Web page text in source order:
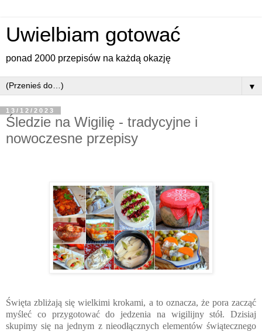
Uwielbiam gotować
ponad 2000 przepisów na każdą okazję
▼
13/12/2023
Śledzie na Wigilię - tradycyjne i
nowoczesne przepisy
Święta zbliżają się wielkimi krokami, a to oznacza, że pora zacząć
myśleć co przygotować do jedzenia na wigilijny stół. Dzisiaj
skupimy się na jednym z nieodłącznych elementów świątecznego